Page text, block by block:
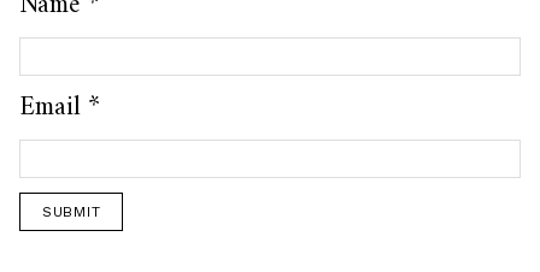
Email*